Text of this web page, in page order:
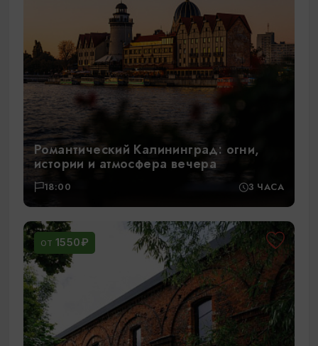
Романтический Калининград: огни,
истории и атмосфера вечера
18:00 3 ЧАСА
ОТ 1550₽